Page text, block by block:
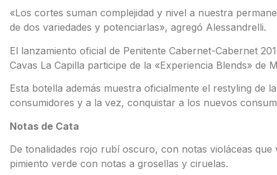
«Los cortes suman complejidad y nivel a nuestra
de dos variedades y potenciarlas», agregó Alessandrelli.
El lanzamiento oficial de Penitente Cabernet-Cabernet
Cavas La Capilla participe de la «Experiencia Blends» de
Esta botella además muestra oficialmente el restyling de
consumidores y a la vez, conquistar a los nuevos
Notas de Cata
De tonalidades rojo rubí oscuro, con notas violáceas
pimiento verde con notas a grosellas y ciruelas.